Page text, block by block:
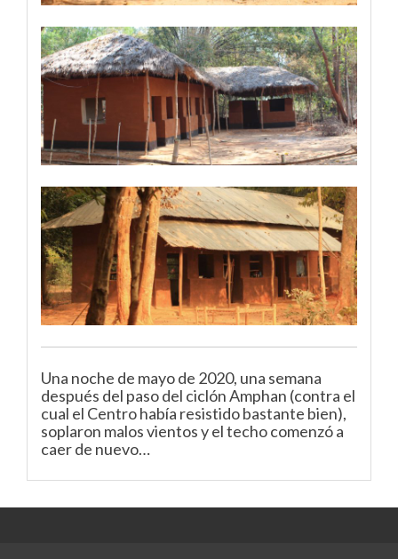
Una noche de mayo de 2020, una semana
después del paso del ciclón Amphan (contra el
cual el Centro había resistido bastante bien),
soplaron malos vientos y el techo comenzó a
caer de nuevo…